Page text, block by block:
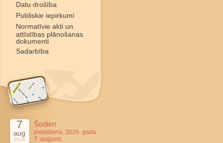
Datu drošība
Publiskie iepirkumi
Normatīvie akti un
attīstības plānošanas
dokumenti
Sadarbība
7
aug
2026
Šodien
piektdiena, 2026. gada
7. augusts